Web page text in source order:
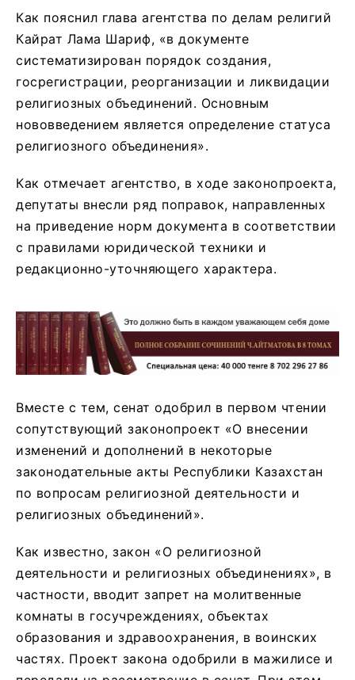
Как пояснил глава агентства по делам религий
Кайрат Лама Шариф, «в документе
систематизирован порядок создания,
госрегистрации, реорганизации и ликвидации
религиозных объединений. Основным
нововведением является определение статуса
религиозного объединения».
Как отмечает агентство, в ходе законопроекта,
депутаты внесли ряд поправок, направленных
на приведение норм документа в соответствии
с правилами юридической техники и
редакционно-уточняющего характера.
Вместе с тем, сенат одобрил в первом чтении
сопутствующий законопроект «О внесении
изменений и дополнений в некоторые
законодательные акты Республики Казахстан
по вопросам религиозной деятельности и
религиозных объединений».
Как известно, закон «О религиозной
деятельности и религиозных объединениях», в
частности, вводит запрет на молитвенные
комнаты в госучреждениях, объектах
образования и здравоохранения, в воинских
частях. Проект закона одобрили в мажилисе и